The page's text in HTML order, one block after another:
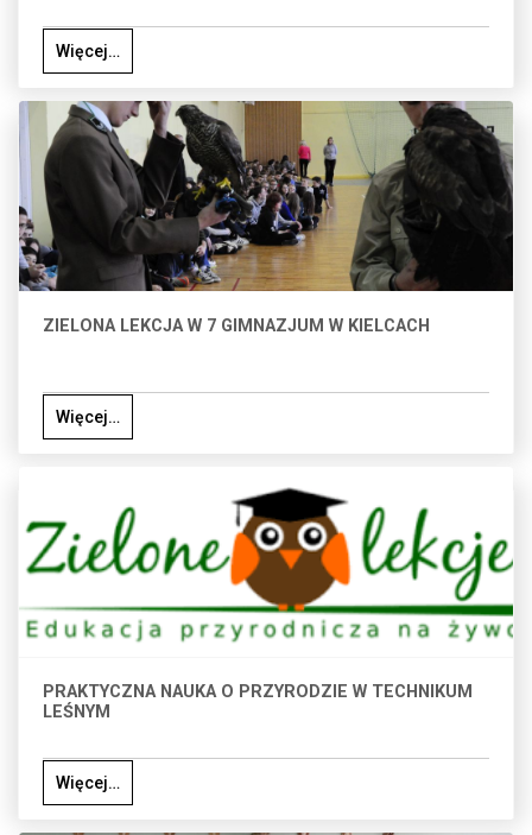
Więcej…
ZIELONA LEKCJA W 7 GIMNAZJUM W KIELCACH
Więcej…
PRAKTYCZNA NAUKA O PRZYRODZIE W TECHNIKUM
LEŚNYM
Więcej…